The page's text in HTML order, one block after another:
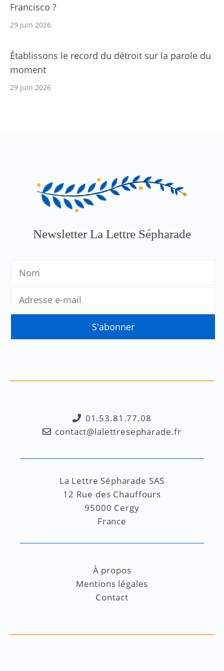
Francisco ?
29 juin 2026
Établissons le record du détroit sur la parole du
moment
29 juin 2026
Newsletter La Lettre Sépharade
01.53.81.77.08
contact@lalettresepharade.fr
La Lettre Sépharade SAS
12 Rue des Chauffours
95000 Cergy
France
À propos
Mentions légales
Contact